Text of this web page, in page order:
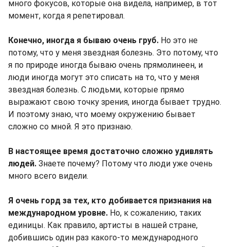
много фокусов, которые она видела, например, в тот
момент, когда я репетировал.
Конечно, иногда я бываю очень груб. Но это не
потому, что у меня звездная болезнь. Это потому, что
я по природе иногда бываю очень прямолинеен, и
люди иногда могут это списать на то, что у меня
звездная болезнь. С людьми, которые прямо
выражают свою точку зрения, иногда бывает трудно.
И поэтому знаю, что моему окружению бывает
сложно со мной. Я это признаю.
В настоящее время достаточно сложно удивлять
людей. Знаете почему? Потому что люди уже очень
много всего видели.
Я очень горд за тех, кто добивается признания на
международном уровне. Но, к сожалению, таких
единицы. Как правило, артисты в нашей стране,
добившись один раз какого-то международного